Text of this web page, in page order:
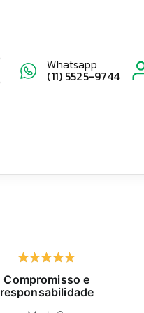
Whatsapp
(11) 5525-9744
Compromisso e
responsabilidade